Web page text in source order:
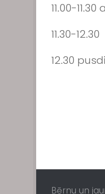
11.00-
11.30-
12.30
Bērnu un